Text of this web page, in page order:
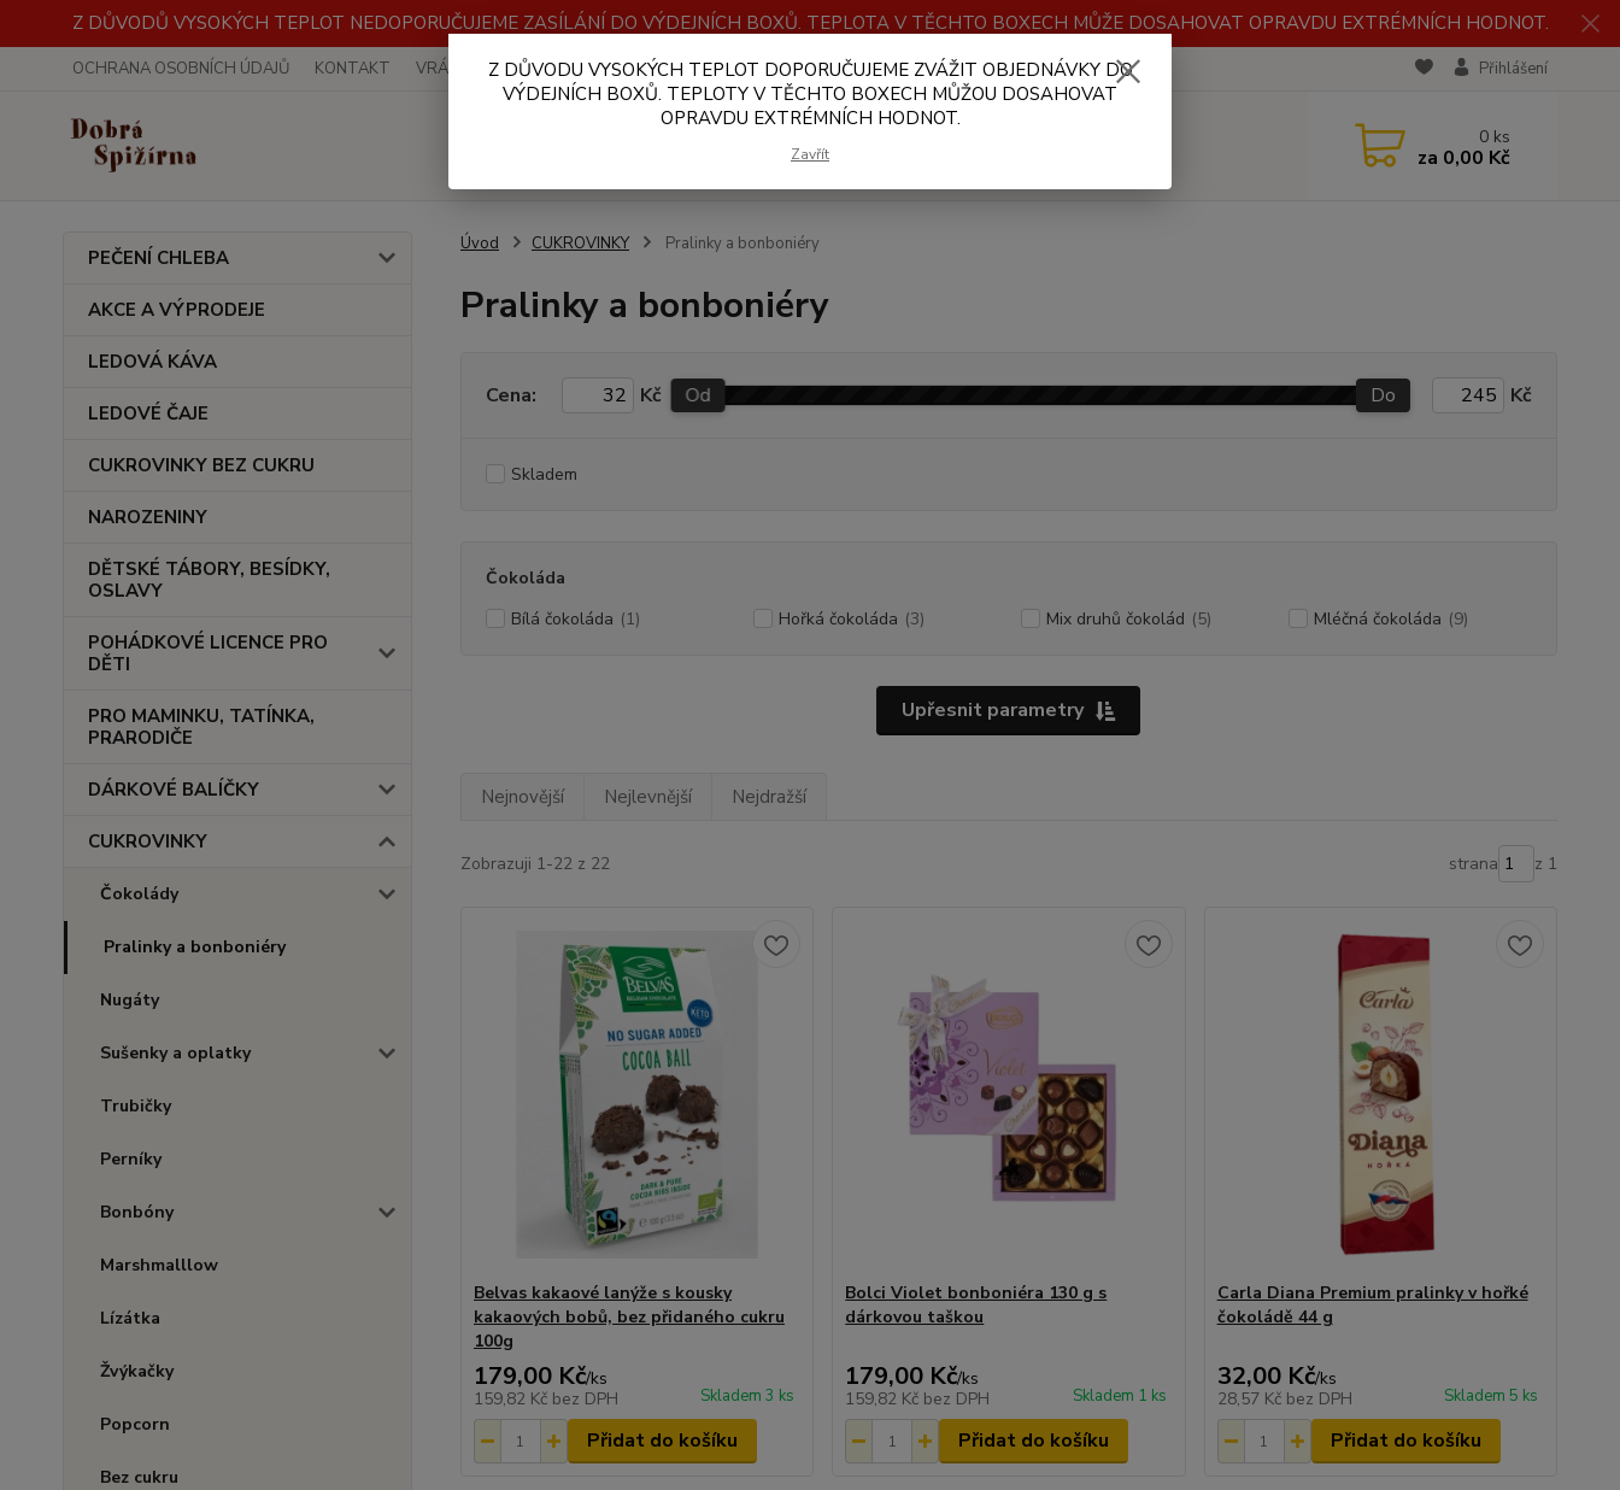
Z DŮVODŮ VYSOKÝCH TEPLOT NEDOPORUČUJEME ZASÍLÁNÍ DO VÝDEJNÍCH BOXŮ. TEPLOTA V TĚCHTO BOXECH MŮŽE DOSAHOVAT OPRAVDU EXTRÉMNÍCH HODNOT.
OCHRANA OSOBNÍCH ÚDAJŮ KONTAKT VRÁCENÍ ZBOŽÍ OBCHODNÍ PODMÍNKY PLATBA A DOPRAVA VELKOOBCHOD RECENZE Přihlášení
Hledat 0 ks
za 0,00 Kč
PEČENÍ CHLEBA
AKCE A VÝPRODEJE
LEDOVÁ KÁVA
LEDOVÉ ČAJE
CUKROVINKY BEZ CUKRU
NAROZENINY
DĚTSKÉ TÁBORY, BESÍDKY,
OSLAVY
POHÁDKOVÉ LICENCE PRO
DĚTI
PRO MAMINKU, TATÍNKA,
PRARODIČE
DÁRKOVÉ BALÍČKY
CUKROVINKY
Čokolády
Pralinky a bonboniéry
Nugáty
Sušenky a oplatky
Trubičky
Perníky
Bonbóny
Marshmalllow
Lízátka
Žvýkačky
Popcorn
Bez cukru
Úvod CUKROVINKY Pralinky a bonboniéry
Pralinky a bonboniéry
Upřesnit parametry
Cena: Kč Od Do Kč
Skladem
Čokoláda
Bílá čokoláda (1) Hořká čokoláda (3) Mix druhů čokolád (5) Mléčná čokoláda (9)
Nejnovější Nejlevnější Nejdražší
Zobrazuji 1-22 z 22 strana z 1
Belvas kakaové lanýže s kousky
kakaových bobů, bez přidaného cukru
100g
179,00 Kč/ks
159,82 Kč bez DPH Skladem 3 ks
Přidat do košíku
Bolci Violet bonboniéra 130 g s
dárkovou taškou
179,00 Kč/ks
159,82 Kč bez DPH Skladem 1 ks
Přidat do košíku
Carla Diana Premium pralinky v hořké
čokoládě 44 g
32,00 Kč/ks
28,57 Kč bez DPH Skladem 5 ks
Přidat do košíku
Z DŮVODU VYSOKÝCH TEPLOT DOPORUČUJEME ZVÁŽIT OBJEDNÁVKY DO
VÝDEJNÍCH BOXŮ. TEPLOTY V TĚCHTO BOXECH MŮŽOU DOSAHOVAT
OPRAVDU EXTRÉMNÍCH HODNOT.
Zavřít